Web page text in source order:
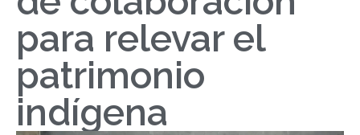
para relevar el
patrimonio
indígena